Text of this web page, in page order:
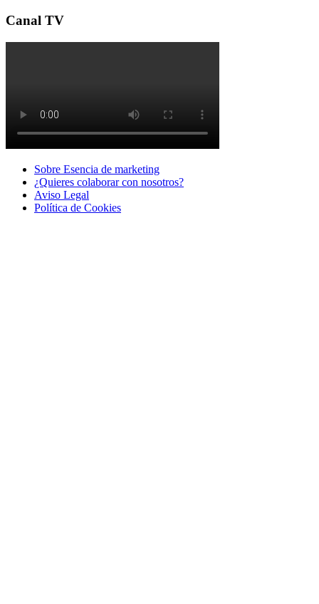
Canal TV
Sobre Esencia de marketing
¿Quieres colaborar con nosotros?
Aviso Legal
Polí­tica de Cookies